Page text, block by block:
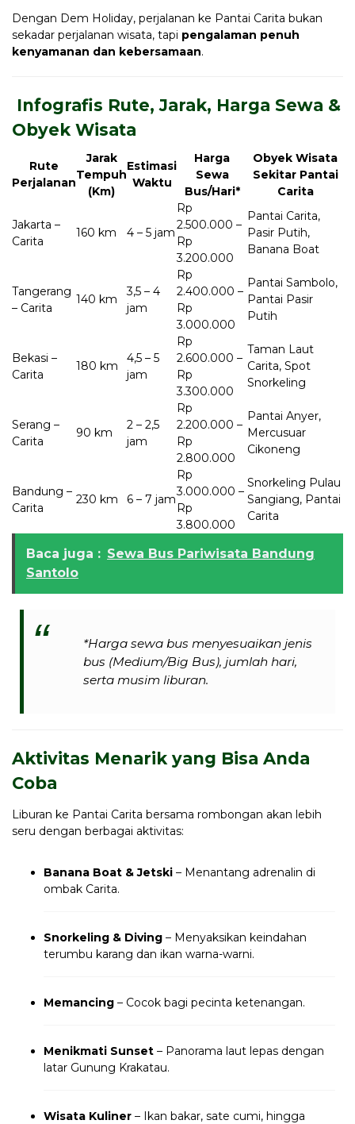
Dengan Dem Holiday, perjalanan ke Pantai Carita bukan
sekadar perjalanan wisata, tapi pengalaman penuh
kenyamanan dan kebersamaan.
️ Infografis Rute, Jarak, Harga Sewa &
Obyek Wisata
Rute
Perjalanan
Jarak
Tempuh
(Km)
Estimasi
Waktu
Harga
Sewa
Bus/Hari*
Obyek Wisata
Sekitar Pantai
Carita
Jakarta –
Carita
160 km 4 – 5 jam
Rp
2.500.000 –
Rp
3.200.000
Pantai Carita,
Pasir Putih,
Banana Boat
Tangerang
– Carita
140 km
3,5 – 4
jam
Rp
2.400.000 –
Rp
3.000.000
Pantai Sambolo,
Pantai Pasir
Putih
Bekasi –
Carita
180 km
4,5 – 5
jam
Rp
2.600.000 –
Rp
3.300.000
Taman Laut
Carita, Spot
Snorkeling
Serang –
Carita
90 km
2 – 2,5
jam
Rp
2.200.000 –
Rp
2.800.000
Pantai Anyer,
Mercusuar
Cikoneng
Bandung –
Carita
230 km 6 – 7 jam
Rp
3.000.000 –
Rp
3.800.000
Snorkeling Pulau
Sangiang, Pantai
Carita
Baca juga : Sewa Bus Pariwisata Bandung
Santolo
*Harga sewa bus menyesuaikan jenis
bus (Medium/Big Bus), jumlah hari,
serta musim liburan.
Aktivitas Menarik yang Bisa Anda
Coba
Liburan ke Pantai Carita bersama rombongan akan lebih
seru dengan berbagai aktivitas:
Banana Boat & Jetski – Menantang adrenalin di
ombak Carita.
Snorkeling & Diving – Menyaksikan keindahan
terumbu karang dan ikan warna-warni.
Memancing – Cocok bagi pecinta ketenangan.
Menikmati Sunset – Panorama laut lepas dengan
latar Gunung Krakatau.
Wisata Kuliner – Ikan bakar, sate cumi, hingga